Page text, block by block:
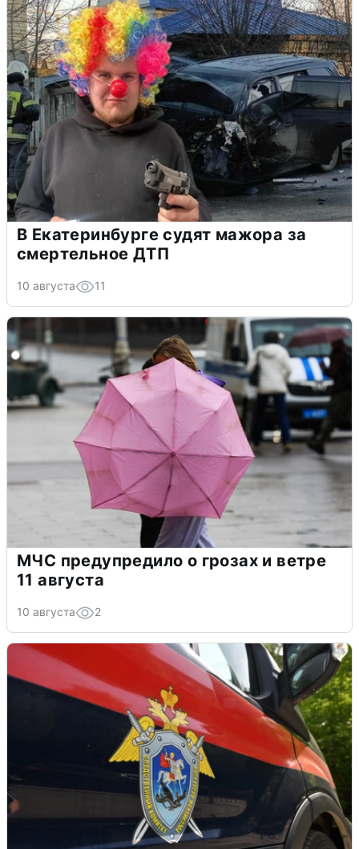
В Екатеринбурге судят мажора за
смертельное ДТП
10 августа 11
МЧС предупредило о грозах и ветре
11 августа
10 августа 2